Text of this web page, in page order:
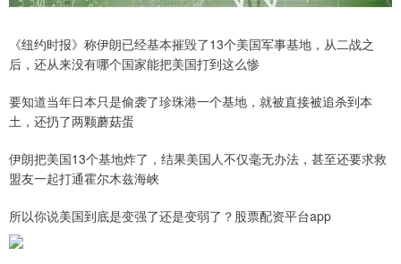
《纽约时报》称伊朗已经基本摧毁了13个美国军事基地，从二战之
后，还从来没有哪个国家能把美国打到这么惨
要知道当年日本只是偷袭了珍珠港一个基地，就被直接被追杀到本
土，还扔了两颗蘑菇蛋
伊朗把美国13个基地炸了，结果美国人不仅毫无办法，甚至还要求救
盟友一起打通霍尔木兹海峡
所以你说美国到底是变强了还是变弱了？股票配资平台app